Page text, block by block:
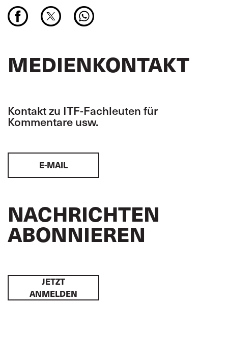
MEDIENKONTAKT
Kontakt zu ITF-Fachleuten für
Kommentare usw.
E-MAIL
NACHRICHTEN
ABONNIEREN
JETZT
ANMELDEN